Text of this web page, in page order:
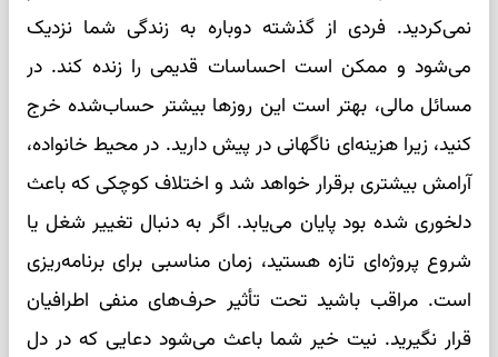
نمی‌کردید. فردی از گذشته دوباره به زندگی شما نزدیک
می‌شود و ممکن است احساسات قدیمی را زنده کند. در
مسائل مالی، بهتر است این روزها بیشتر حساب‌شده خرج
کنید، زیرا هزینه‌ای ناگهانی در پیش دارید. در محیط خانواده،
آرامش بیشتری برقرار خواهد شد و اختلاف کوچکی که باعث
دلخوری شده بود پایان می‌یابد. اگر به دنبال تغییر شغل یا
شروع پروژه‌ای تازه هستید، زمان مناسبی برای برنامه‌ریزی
است. مراقب باشید تحت تأثیر حرف‌های منفی اطرافیان
قرار نگیرید. نیت خیر شما باعث می‌شود دعایی که در دل